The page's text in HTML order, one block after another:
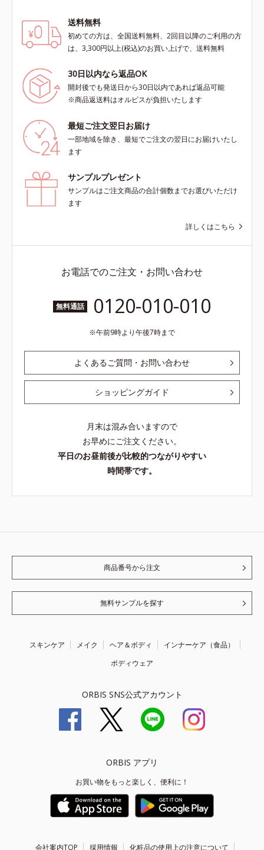
送料無料
初めての方は、全国送料無料、2回目以降のご利用の方
は、3,300円以上(税込)のお買い上げで、送料無料
30日以内なら返品OK
開封後でも発送日から30日以内であれば返品可能
※商品返送料はオルビスが負担いたします
最短ご注文翌日お届け
一部地域を除き、最短でご注文の翌日にお届けいたし
ます
サンプルプレゼント
サンプルはご注文商品の合計個数までお選びいただけ
ます
詳しくはこちら
お電話でのご注文・お問い合わせ
無料通話 0120-010-010
午前9時より午後7時まで
よくあるご質問・お問い合わせ
ショッピングガイド
月末は混み合いますので
お早めにご注文ください。
平日のお昼前後が比較的つながりやすい
時間帯です。
商品番号から注文
無料サンプルを探す
スキンケア メイク ヘア＆ボディ
インナーケア（食品）
ボディウェア
ORBIS SNS公式アカウント
ORBIS アプリ
お買い物をもっと楽しく、便利に！
会社案内TOP 採用情報 化粧品の使用上の注意について